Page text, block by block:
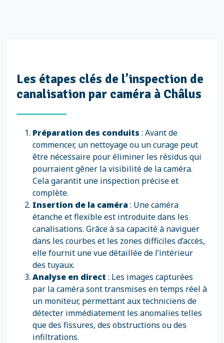
Les étapes clés de l’inspection de
canalisation par caméra à Châlus
Préparation des conduits : Avant de
commencer, un nettoyage ou un curage peut
être nécessaire pour éliminer les résidus qui
pourraient gêner la visibilité de la caméra.
Cela garantit une inspection précise et
complète.
Insertion de la caméra: Une caméra
étanche et flexible est introduite dans les
canalisations. Grâce à sa capacité à naviguer
dans les courbes et les zones difficiles d’accès,
elle fournit une vue détaillée de l’intérieur
des tuyaux.
Analyse en direct : Les images capturées
par la caméra sont transmises en temps réel à
un moniteur, permettant aux techniciens de
détecter immédiatement les anomalies telles
que des fissures, des obstructions ou des
infiltrations.